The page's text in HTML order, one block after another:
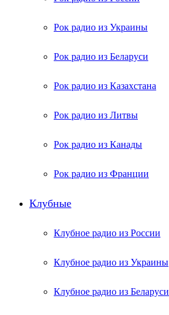
Рок радио из Украины
Рок радио из Беларуси
Рок радио из Казахстана
Рок радио из Литвы
Рок радио из Канады
Рок радио из Франции
Клубные
Клубное радио из России
Клубное радио из Украины
Клубное радио из Беларуси